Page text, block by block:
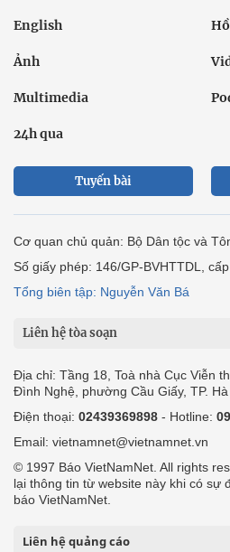
English
Ảnh
Multimedia
24h qua
Tuyến bài
Cơ quan chủ quản: Bộ Dân tộc và
Số giấy phép: 146/GP-BVHTTDL,
Tổng biên tập: Nguyễn Văn Bá
Liên hệ tòa soạn
Địa chỉ: Tầng 18, Toà nhà Cục Viễn
Đình Nghệ, phường Cầu Giấy, TP. Hà
Điện thoại: 02439369898 - Hotline:
Email: vietnamnet@vietnamnet.vn
© 1997 Báo VietNamNet. All rights
lại thông tin từ website này khi có sự
báo VietNamNet.
Liên hệ quảng cáo